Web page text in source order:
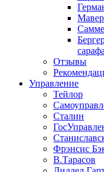
Отзывы
Управление
Тейлор
Сталин
Фрэнсис
В.Тарасов